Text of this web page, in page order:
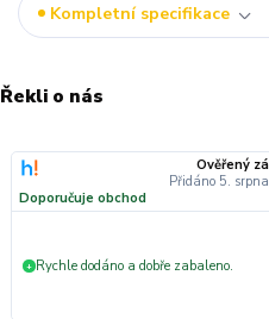
Kompletní specifikace
Řekli o nás
Ověřený
Přidáno 5. srpna
Doporučuje obchod
+ Rychle dodáno a dobře zabaleno.